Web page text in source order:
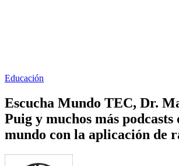
Educación
Escucha Mundo TEC, Dr.
Puig y muchos más podcasts
mundo con la aplicación de